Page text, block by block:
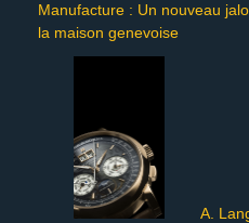
Manufacture : Un nouveau
la maison genevoise
A.